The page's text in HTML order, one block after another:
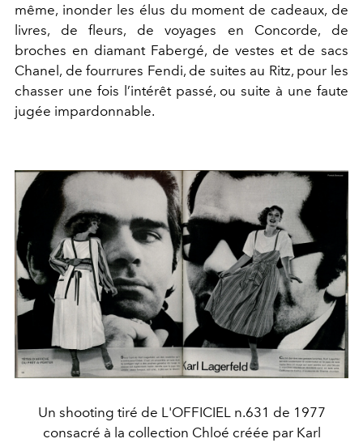
même, inonder les élus du moment de cadeaux, de
livres, de fleurs, de voyages en Concorde, de
broches en diamant Fabergé, de vestes et de sacs
Chanel, de fourrures Fendi, de suites au Ritz, pour les
chasser une fois l’intérêt passé, ou suite à une faute
jugée impardonnable.
Un shooting tiré de L'OFFICIEL n.631 de 1977
consacré à la collection Chloé créée par Karl